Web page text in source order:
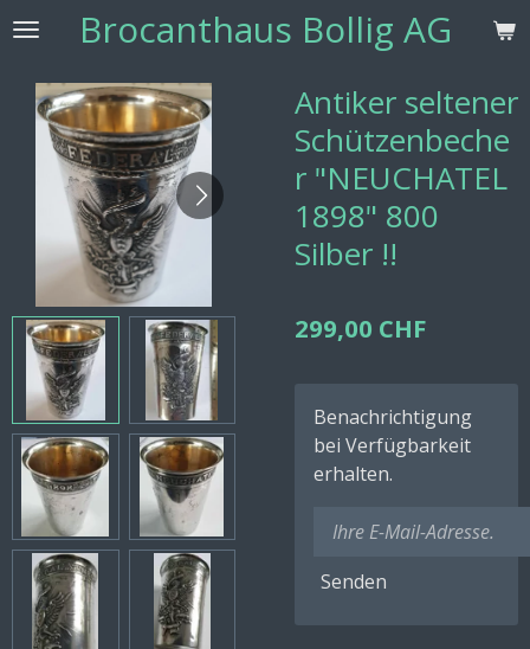
Zum
springen
Brocanthaus Bollig AG
Antiker seltener
Schützenbeche
r "NEUCHATEL
1898" 800
Silber !!
299,00 CHF
Benachrichtigung
bei Verfügbarkeit
erhalten.
Senden